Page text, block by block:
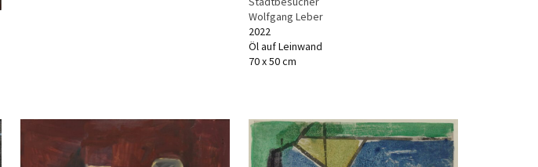
Wolfgang Leber
2022
Öl auf Leinwand
70 x 50 cm